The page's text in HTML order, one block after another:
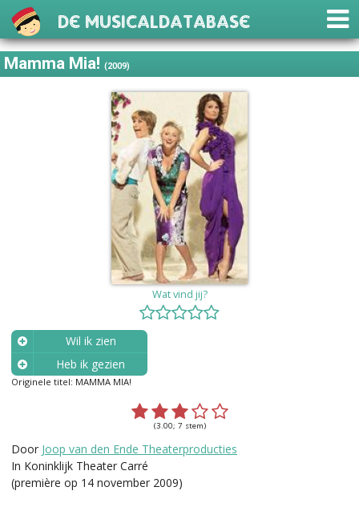
De Musicaldatabase
Mamma Mia!(2009)
Wat vind jij?
Wil ik zien
Heb ik gezien
Wanneer?
Originele titel: MAMMA MIA!
(3.00; 7 stem)
Door Joop van den Ende Theaterproducties
In Koninklijk Theater Carré
(première op 14 november 2009)